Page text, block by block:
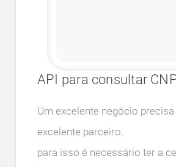
API para consultar
Um excelente negócio precisa
excelente parceiro,
para isso é necessário ter a